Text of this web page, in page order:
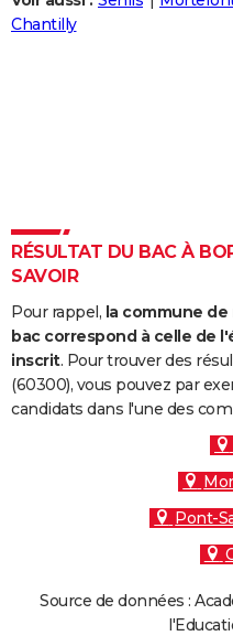
Destinations
City break
Voyage nature
Voyage de noces
Forum
Climat
+
PHOTO
Dictionnaire
Biographies
Citations
Expressions
Proverbes
PROGRAMME TV
S'inscrire
Se connecter
Lycées
Collèges
Primaires
Universités
Entreprises
Service militaire
Avis de recherche
AVIS DE DÉCÈS
FORUM
Chantilly
RÉSULTAT DU BAC À
SAVOIR
Pour rappel, la commune
bac correspond à celle de
inscrit. Pour trouver des
(60300), vous pouvez par
candidats dans l'une des
Pont-
Source de données :